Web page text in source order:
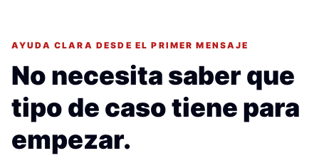
AYUDA CLARA DESDE EL PRIMER MENSAJE
No necesita saber que
tipo de caso tiene para
empezar.